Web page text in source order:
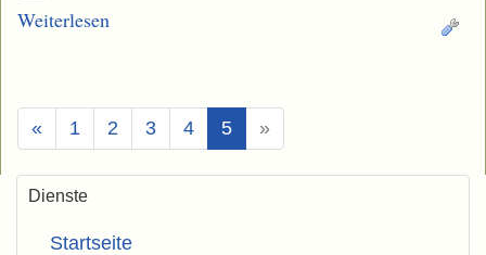
Weiterlesen
« 1 2 3 4 5(Aktuell)
»
Dienste
Startseite